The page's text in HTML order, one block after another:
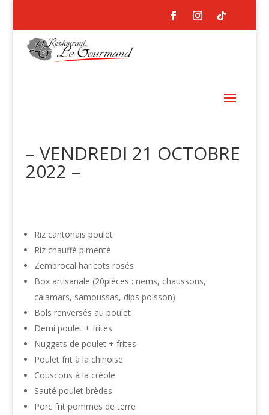
– VENDREDI 21 OCTOBRE
2022 –
Riz cantonais poulet
Riz chauffé pimenté
Zembrocal haricots rosés
Box artisanale (20pièces : nems, chaussons,
calamars, samoussas, dips poisson)
Bols renversés au poulet
Demi poulet + frites
Nuggets de poulet + frites
Poulet frit à la chinoise
Couscous à la créole
Sauté poulet brèdes
Porc frit pommes de terre